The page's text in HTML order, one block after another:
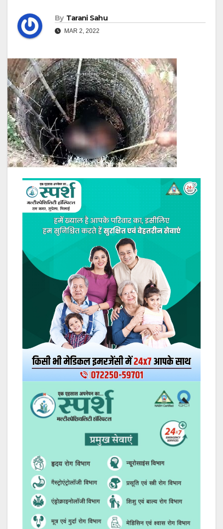
By Tarani Sahu
MAR 2, 2022